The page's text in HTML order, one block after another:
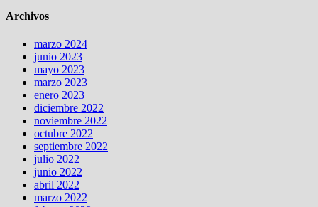
Archivos
marzo 2024
junio 2023
mayo 2023
marzo 2023
enero 2023
diciembre 2022
noviembre 2022
octubre 2022
septiembre 2022
julio 2022
junio 2022
abril 2022
marzo 2022